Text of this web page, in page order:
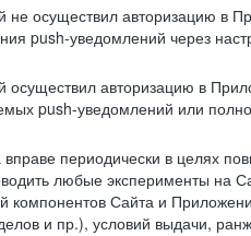
не осуществил авторизацию в
push-уведомлений через
осуществил авторизацию в
push-уведомлений или
периодически в целях
любые эксперименты на
Сайта и
и пр.), условий выдачи,